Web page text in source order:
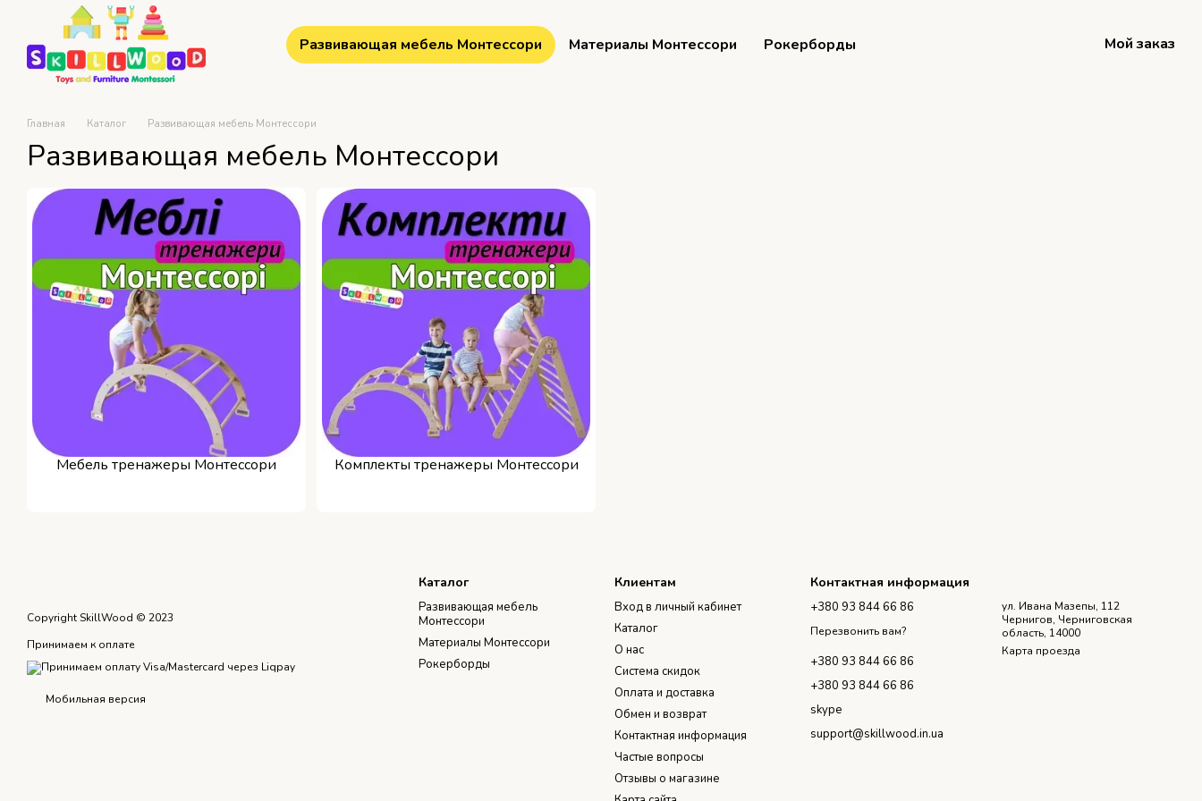
Перейти к основному контенту
Развивающая мебель Монтессори Материалы Монтессори Рокерборды Мой заказ
Главная Каталог Развивающая мебель Монтессори
Развивающая мебель Монтессори
Мебель тренажеры Монтессори Комплекты тренажеры Монтессори
Copyright SkillWood © 2023
Принимаем к оплате
Мобильная версия
Каталог
Развивающая мебель
Монтессори
Материалы Монтессори
Рокерборды
Клиентам
Вход в личный кабинет
Каталог
О нас
Система скидок
Оплата и доставка
Обмен и возврат
Контактная информация
Частые вопросы
Отзывы о магазине
Контактная информация
+380 93 844 66 86
Перезвонить вам?
+380 93 844 66 86
+380 93 844 66 86
skype
support@skillwood.in.ua
ул. Ивана Мазепы, 112
Чернигов, Черниговская
область, 14000
Карта проезда